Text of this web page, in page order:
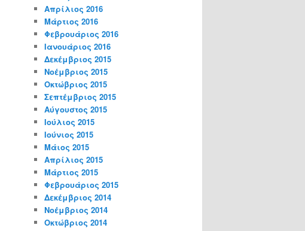
Απρίλιος 2016
Μάρτιος 2016
Φεβρουάριος 2016
Ιανουάριος 2016
Δεκέμβριος 2015
Νοέμβριος 2015
Οκτώβριος 2015
Σεπτέμβριος 2015
Αύγουστος 2015
Ιούλιος 2015
Ιούνιος 2015
Μάιος 2015
Απρίλιος 2015
Μάρτιος 2015
Φεβρουάριος 2015
Δεκέμβριος 2014
Νοέμβριος 2014
Οκτώβριος 2014